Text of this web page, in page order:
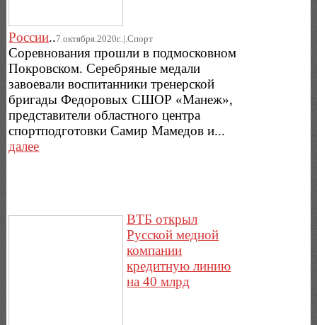
России..7.октября.2020г..|.Спорт
Соревнования прошли в подмосковном
Покровском. Серебряные медали
завоевали воспитанники тренерской
бригады Федоровых СШОР «Манеж»,
представители областного центра
спортподготовки Самир Мамедов и...
далее
ВТБ открыл
Русской медной
компании
кредитную линию
на 40 млрд